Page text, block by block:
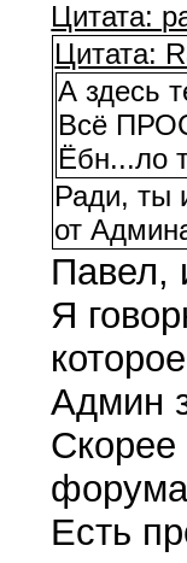
Цитата:
Цитата:
А здесь
Всё
Ёбн...ло
Ради, ты
от
Павел,
Я
Админ
Скорее
Есть